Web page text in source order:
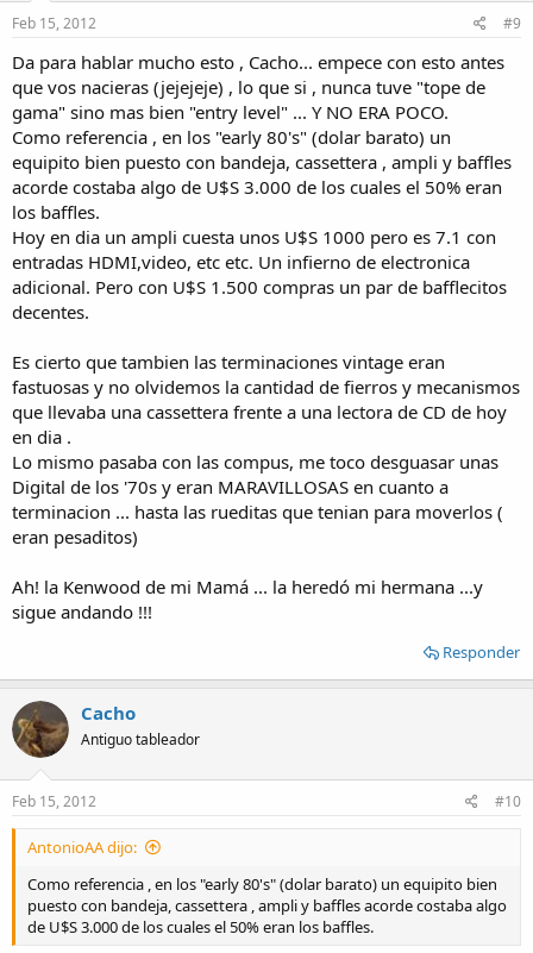
Feb 15, 2012 #9
Da para hablar mucho esto , Cacho... empece con esto antes
que vos nacieras (jejejeje) , lo que si , nunca tuve "tope de
gama" sino mas bien "entry level" ... Y NO ERA POCO.
Como referencia , en los "early 80's" (dolar barato) un
equipito bien puesto con bandeja, cassettera , ampli y baffles
acorde costaba algo de U$S 3.000 de los cuales el 50% eran
los baffles.
Hoy en dia un ampli cuesta unos U$S 1000 pero es 7.1 con
entradas HDMI,video, etc etc. Un infierno de electronica
adicional. Pero con U$S 1.500 compras un par de bafflecitos
decentes.
Es cierto que tambien las terminaciones vintage eran
fastuosas y no olvidemos la cantidad de fierros y mecanismos
que llevaba una cassettera frente a una lectora de CD de hoy
en dia .
Lo mismo pasaba con las compus, me toco desguasar unas
Digital de los '70s y eran MARAVILLOSAS en cuanto a
terminacion ... hasta las rueditas que tenian para moverlos (
eran pesaditos)
Ah! la Kenwood de mi Mamá ... la heredó mi hermana ...y
sigue andando !!!
Responder
Cacho
Antiguo tableador
Feb 15, 2012 #10
AntonioAA dijo:
Como referencia , en los "early 80's" (dolar barato) un equipito bien
puesto con bandeja, cassettera , ampli y baffles acorde costaba algo
de U$S 3.000 de los cuales el 50% eran los baffles.